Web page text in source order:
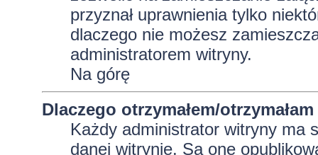
przyznał uprawnienia tylko
dlaczego nie możesz
administratorem witryny.
Na górę
Dlaczego otrzymałem/
Każdy administrator witryny ma
danej witrynie. Są one